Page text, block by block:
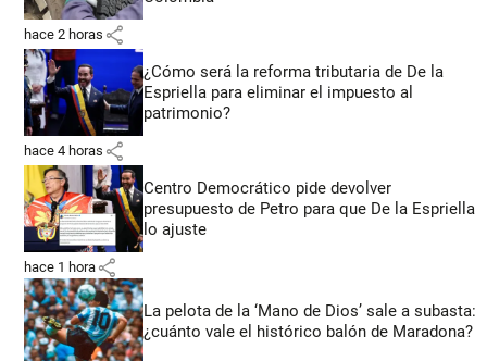
hace 2 horas share
¿Cómo será la reforma tributaria de De la
Espriella para eliminar el impuesto al
patrimonio?
hace 4 horas share
Centro Democrático pide devolver
presupuesto de Petro para que De la Espriella
lo ajuste
hace 1 hora share
La pelota de la ‘Mano de Dios’ sale a subasta:
¿cuánto vale el histórico balón de Maradona?